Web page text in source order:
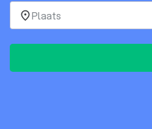
place